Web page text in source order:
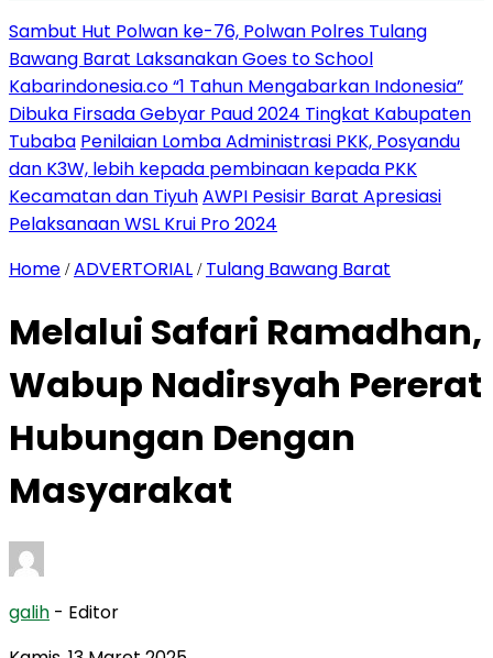
Sambut Hut Polwan ke-76, Polwan Polres Tulang
Bawang Barat Laksanakan Goes to School
Kabarindonesia.co “1 Tahun Mengabarkan Indonesia”
Dibuka Firsada Gebyar Paud 2024 Tingkat Kabupaten
Tubaba Penilaian Lomba Administrasi PKK, Posyandu
dan K3W, lebih kepada pembinaan kepada PKK
Kecamatan dan TiyuhAWPI Pesisir Barat Apresiasi
Pelaksanaan WSL Krui Pro 2024
Home /ADVERTORIAL / Tulang Bawang Barat
Melalui Safari Ramadhan,
Wabup Nadirsyah Pererat
Hubungan Dengan
Masyarakat
galih - Editor